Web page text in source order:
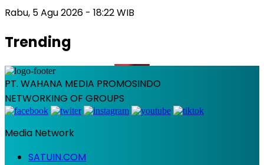
Rabu, 5 Agu 2026 - 18:22 WIB
Trending
PT. WAHANA MEDIA PROMOSINDO
NETWORKING OF GROUPS
Media Network
SATUIN.COM